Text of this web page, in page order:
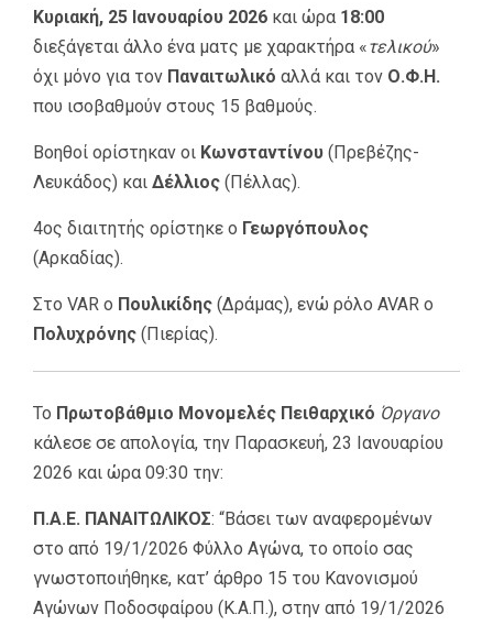
Κυριακή, 25 Ιανουαρίου 2026 και ώρα 18:00
διεξάγεται άλλο ένα ματς με χαρακτήρα «τελικού»
όχι μόνο για τον Παναιτωλικό αλλά και τον Ο.Φ.Η.
που ισοβαθμούν στους 15 βαθμούς.
Βοηθοί ορίστηκαν οι Κωνσταντίνου (Πρεβέζης-
Λευκάδος) και Δέλλιος (Πέλλας).
4ος διαιτητής ορίστηκε ο Γεωργόπουλος
(Αρκαδίας).
Στο VAR ο Πουλικίδης (Δράμας), ενώ ρόλο AVAR ο
Πολυχρόνης (Πιερίας).
Το Πρωτοβάθμιο Μονομελές Πειθαρχικό Όργανο
κάλεσε σε απολογία, την Παρασκευή, 23 Ιανουαρίου
2026 και ώρα 09:30 την:
Π.Α.Ε. ΠΑΝΑΙΤΩΛΙΚΟΣ: “Βάσει των αναφερομένων
στο από 19/1/2026 Φύλλο Αγώνα, το οποίο σας
γνωστοποιήθηκε, κατ’ άρθρο 15 του Κανονισμού
Αγώνων Ποδοσφαίρου (Κ.Α.Π.), στην από 19/1/2026